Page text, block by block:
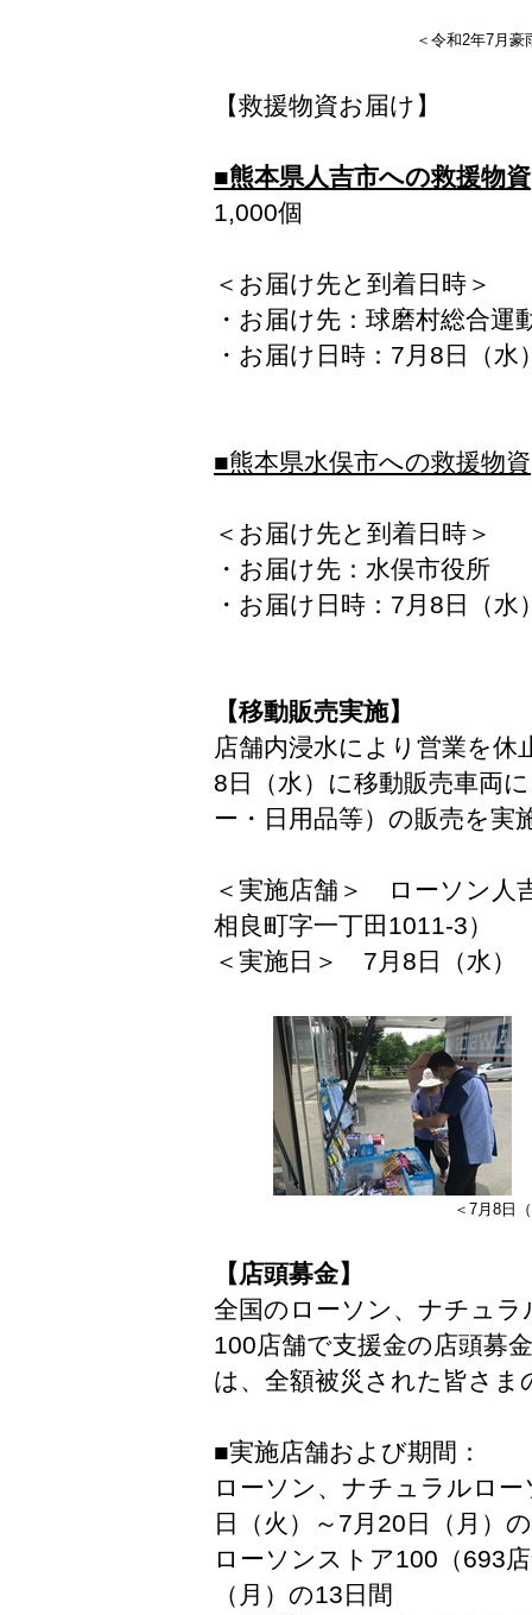
＜令和2年7月
【救援物資お届け】
■熊本県人吉市への救援物資
1,000個
＜お届け先と到着日時＞
・ お届け先 ： 球磨村総合運
・ お届け日時 ： 7月8日（
■熊本県水俣市への救援物資
＜お届け先と到着日時＞
・ お届け先 ： 水俣市役所
・ お届け日時 ： 7月8日（
【移動販売実施】
店舗内浸水により営業を
8日（水）に移動販売車両
ー・日用品等）の販売を実
＜実施店舗＞ ローソン人
相良町字一丁田1011-3）
＜実施日＞ 7月8日（水）
＜7月8日
【店頭募金】
全国のローソン、ナチュ
100店舗で支援金の店頭募
は、全額被災された皆さ
■実施店舗および期間：
ローソン、ナチュラルロ
日（火）～7月20日（月）
ローソンストア100 （693
（月）の13日間